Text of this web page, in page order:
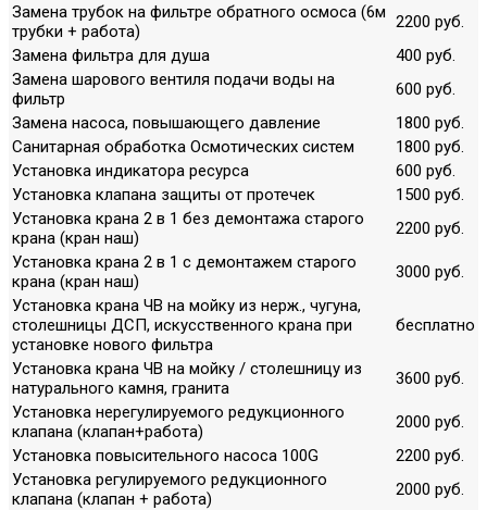
Замена трубок на фильтре обратного осмоса (6м
трубки + работа)
2200 руб.
Замена фильтра для душа
400 руб.
Замена шарового вентиля подачи воды на
фильтр
600 руб.
Замена насоса, повышающего давление
1800 руб.
Санитарная обработка Осмотических систем
1800 руб.
Установка индикатора ресурса
600 руб.
Установка клапана защиты от протечек
1500 руб.
Установка крана 2 в 1 без демонтажа старого
крана (кран наш)
2200 руб.
Установка крана 2 в 1 с демонтажем старого
крана (кран наш)
3000 руб.
Установка крана ЧВ на мойку из нерж., чугуна,
столешницы ДСП, искусственного крана при
установке нового фильтра
бесплатно
Установка крана ЧВ на мойку / столешницу из
натурального камня, гранита
3600 руб.
Установка нерегулируемого редукционного
клапана (клапан+работа)
2000 руб.
Установка повысительного насоса 100G
2200 руб.
Установка регулируемого редукционного
клапана (клапан + работа)
2000 руб.